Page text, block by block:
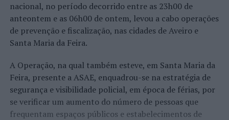
nacional, no período decorrido entre as 23h00 de
anteontem e as 06h00 de ontem, levou a cabo operações
de prevenção e fiscalização, nas cidades de Aveiro e
Santa Maria da Feira.
A Operação, na qual também esteve, em Santa Maria da
Feira, presente a ASAE, enquadrou-se na estratégia de
segurança e visibilidade policial, em época de férias, por
se verificar um aumento do número de pessoas que
frequentam espaços públicos e estabelecimentos de